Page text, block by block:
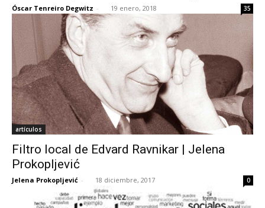
Óscar Tenreiro Degwitz - 19 enero, 2018 35
artículos
Filtro local de Edvard Ravnikar | Jelena
Prokopljević
Jelena Prokopljević - 18 diciembre, 2017 0